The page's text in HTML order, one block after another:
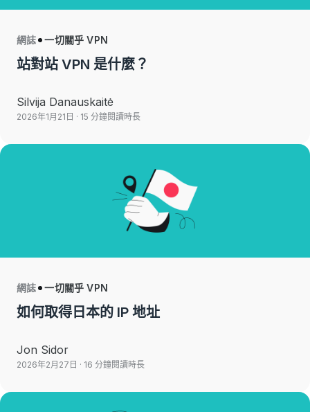
網誌 一切關乎 VPN
站對站 VPN 是什麼？
Silvija Danauskaitė
2026年1月21日 · 15 分鐘閱讀時長
網誌 一切關乎 VPN
如何取得日本的 IP 地址
Jon Sidor
2026年2月27日 · 16 分鐘閱讀時長